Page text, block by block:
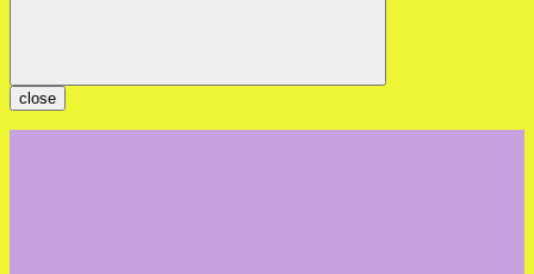
close